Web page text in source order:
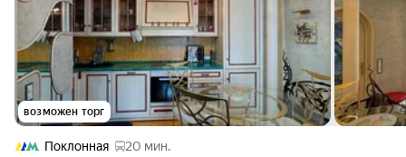
возможен торг
Поклонная
20 мин.